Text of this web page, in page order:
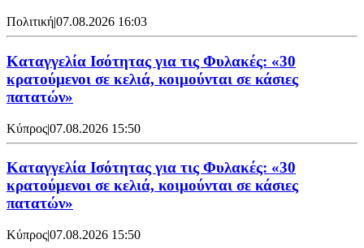
Πολιτική|07.08.2026 16:03
Καταγγελία Ισότητας για τις Φυλακές: «30
κρατούμενοι σε κελιά, κοιμούνται σε κάσιες
πατατών»
Κύπρος|07.08.2026 15:50
Καταγγελία Ισότητας για τις Φυλακές: «30
κρατούμενοι σε κελιά, κοιμούνται σε κάσιες
πατατών»
Κύπρος|07.08.2026 15:50